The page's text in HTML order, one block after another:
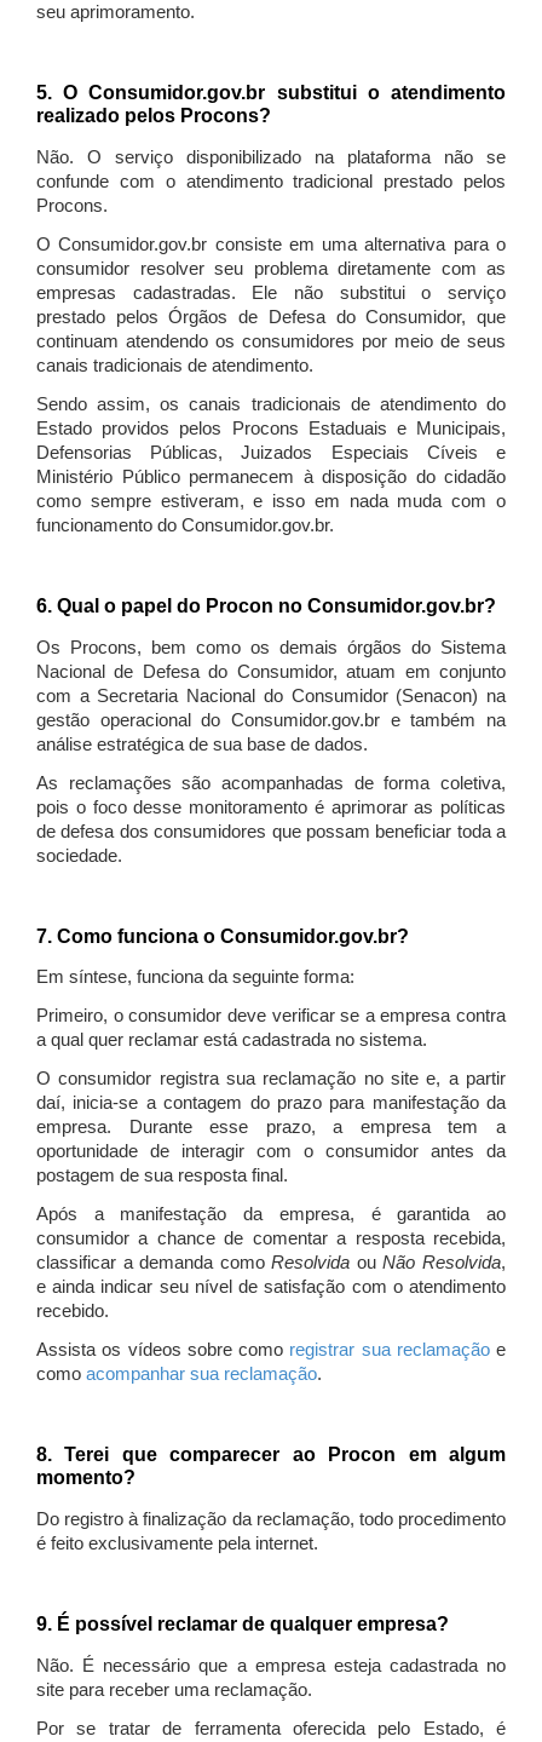
seu aprimoramento.
5. O Consumidor.gov.br substitui o atendimento
realizado pelos Procons?
Não. O serviço disponibilizado na plataforma não se
confunde com o atendimento tradicional prestado pelos
Procons.
O Consumidor.gov.br consiste em uma alternativa para o
consumidor resolver seu problema diretamente com as
empresas cadastradas. Ele não substitui o serviço
prestado pelos Órgãos de Defesa do Consumidor, que
continuam atendendo os consumidores por meio de seus
canais tradicionais de atendimento.
Sendo assim, os canais tradicionais de atendimento do
Estado providos pelos Procons Estaduais e Municipais,
Defensorias Públicas, Juizados Especiais Cíveis e
Ministério Público permanecem à disposição do cidadão
como sempre estiveram, e isso em nada muda com o
funcionamento do Consumidor.gov.br.
6. Qual o papel do Procon no Consumidor.gov.br?
Os Procons, bem como os demais órgãos do Sistema
Nacional de Defesa do Consumidor, atuam em conjunto
com a Secretaria Nacional do Consumidor (Senacon) na
gestão operacional do Consumidor.gov.br e também na
análise estratégica de sua base de dados.
As reclamações são acompanhadas de forma coletiva,
pois o foco desse monitoramento é aprimorar as políticas
de defesa dos consumidores que possam beneficiar toda a
sociedade.
7. Como funciona o Consumidor.gov.br?
Em síntese, funciona da seguinte forma:
Primeiro, o consumidor deve verificar se a empresa contra
a qual quer reclamar está cadastrada no sistema.
O consumidor registra sua reclamação no site e, a partir
daí, inicia-se a contagem do prazo para manifestação da
empresa. Durante esse prazo, a empresa tem a
oportunidade de interagir com o consumidor antes da
postagem de sua resposta final.
Após a manifestação da empresa, é garantida ao
consumidor a chance de comentar a resposta recebida,
classificar a demanda comoResolvida ouNão Resolvida,
e ainda indicar seu nível de satisfação com o atendimento
recebido.
Assista os vídeos sobre como registrar sua reclamaçãoe
como acompanhar sua reclamação.
8. Terei que comparecer ao Procon em algum
momento?
Do registro à finalização da reclamação, todo procedimento
é feito exclusivamente pela internet.
9. É possível reclamar de qualquer empresa?
Não. É necessário que a empresa esteja cadastrada no
site para receber uma reclamação.
Por se tratar de ferramenta oferecida pelo Estado, é